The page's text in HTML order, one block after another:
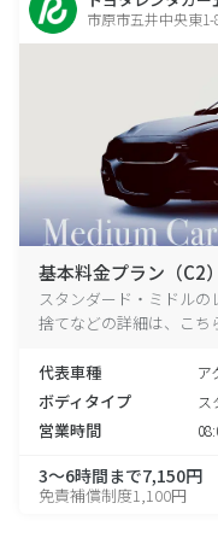
市原市五井中央東1-
基本料金プラン（C2）
スタンダード・ミドルの
捨てなどの詳細は、こち
代表車種 ア
ボディタイプ ス
営業時間
3～6時間まで7,150円
免責補償制度1,100円